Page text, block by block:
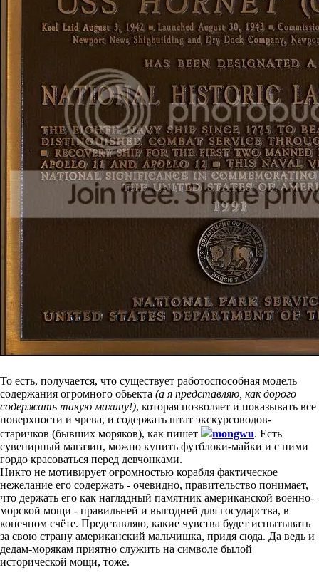
То есть, получается, что существует работоспособная модель
содержания огромного обьекта (а я представляю, как дорого
содержать такую махину!), которая позволяет и показывать все
поверхности и чрева, и содержать штат экскурсоводов-
старичков (бывших моряков), как пишет
mongwu. Есть
сувенирный магазин, можно купить футблоки-майки и с ними
гордо красоваться перед девчонками.
Никто не мотивирует огромностью корабля фактическое
нежелание его содержать - очевидно, правительство понимает,
что держать его как наглядный памятник американской военно-
морской мощи - правильней и выгодней для государства, в
конечном счёте. Представляю, какие чувства будет испытывать
за свою страну американский мальчишка, придя сюда. Да ведь и
дедам-морякам приятно служить на символе былой
исторической мощи, тоже.